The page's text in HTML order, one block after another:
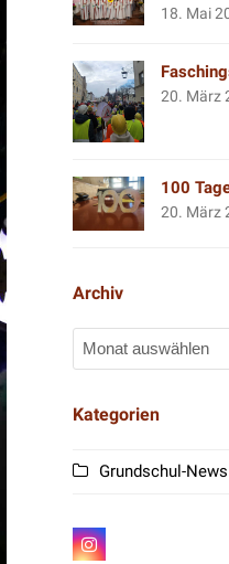
18. Mai
20. März
100
20. März
Archiv
Archiv
Kategorien
Grundschul-News
I